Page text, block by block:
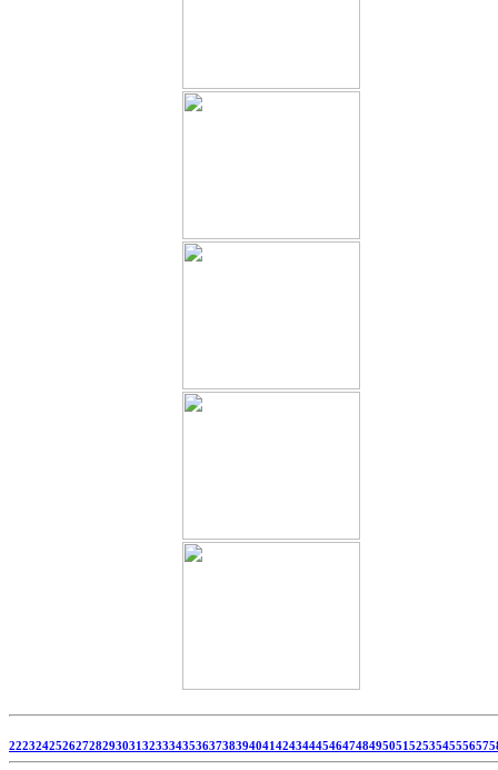
222324252627282930313233343536373839404142434445464748495051525354555657